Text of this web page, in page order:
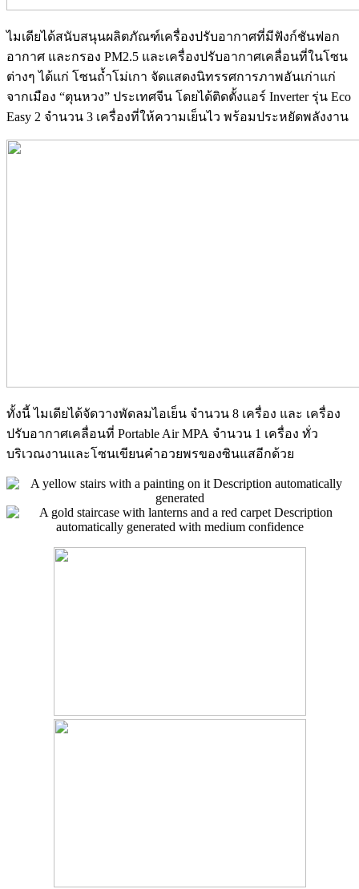
ไมเดียได้สนับสนุนผลิตภัณฑ์เครื่องปรับอากาศที่มีฟังก์ชันฟอก
อากาศ และกรอง PM2.5 และเครื่องปรับอากาศเคลื่อนที่ในโซน
ต่างๆ ได้แก่ โซนถ้ำโม่เกา จัดแสดงนิทรรศการภาพอันเก่าแก่
จากเมือง “ตุนหวง” ประเทศจีน โดยได้ติดตั้งแอร์ Inverter รุ่น Eco
Easy 2 จำนวน 3 เครื่องที่ให้ความเย็นไว พร้อมประหยัดพลังงาน
ทั้งนี้ ไมเดียได้จัดวางพัดลมไอเย็น จำนวน 8 เครื่อง และ เครื่อง
ปรับอากาศเคลื่อนที่ Portable Air MPA จำนวน 1 เครื่อง ทั่ว
บริเวณงานและโซนเขียนคำอวยพรของซินแสอีกด้วย